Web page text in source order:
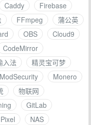
Caddy
Firebase
FFmpeg
蒲公英
OBS
Cloud9
CodeMirror
入法
精灵宝可梦
ModSecurity
Monero
物联网
GitLab
Pixel
NAS